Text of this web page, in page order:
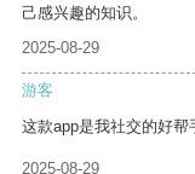
己感兴趣的知识。
2025-08-29
游客
这款app是我社交的好帮
2025-08-29